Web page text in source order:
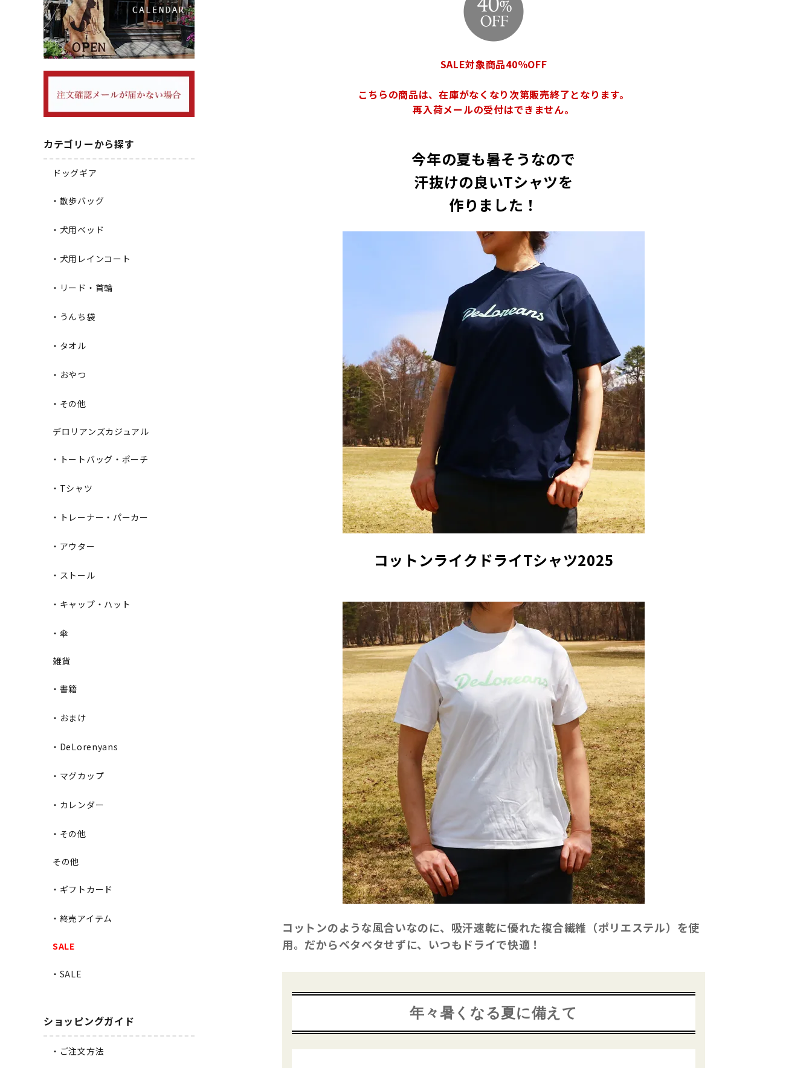
SALE対象商品40％OFF
こちらの商品は、在庫がなくなり次第販売終了となります。
再入荷メールの受付はできません。
今年の夏も暑そうなので
汗抜けの良いTシャツを
作りました！
コットンライクドライTシャツ2025
コットンのような風合いなのに、吸汗速乾に優れた複合繊維（ポリエステル）を使
用。だからベタベタせずに、いつもドライで快適！
年々暑くなる夏に備えて
カテゴリーから探す
ドッグギア
・散歩バッグ
・犬用ベッド
・犬用レインコート
・リード・首輪
・うんち袋
・タオル
・おやつ
・その他
デロリアンズカジュアル
・トートバッグ・ポーチ
・Tシャツ
・トレーナー・パーカー
・アウター
・ストール
・キャップ・ハット
・傘
雑貨
・書籍
・おまけ
・DeLorenyans
・マグカップ
・カレンダー
・その他
その他
・ギフトカード
・終売アイテム
SALE
・SALE
ショッピングガイド
・ご注文方法